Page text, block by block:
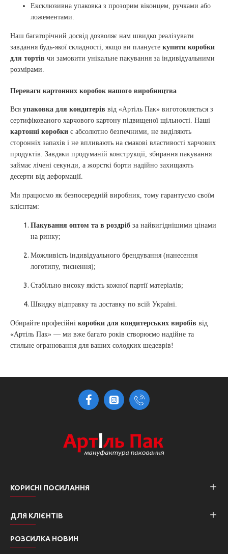
Ексклюзивна упаковка з прозорим віконцем, ручками або
ложементами.
Наш багаторічний досвід дозволяє нам швидко реалізувати
завдання будь-якої складності, якщо ви плануєте купити коробки
для тортів чи замовити унікальне пакування за індивідуальними
розмірами.
Переваги картонних коробок нашого виробництва
Вся упаковка для кондитерів від «Артіль Пак» виготовляється з
сертифікованого харчового картону підвищеної щільності. Наші
картонні коробки є абсолютно безпечними, не виділяють
сторонніх запахів і не впливають на смакові властивості харчових
продуктів. Завдяки продуманій конструкції, збирання пакування
займає лічені секунди, а жорсткі борти надійно захищають
десерти від деформації.
Ми працюємо як безпосередній виробник, тому гарантуємо своїм
клієнтам:
Пакування оптом та в роздріб за найвигіднішими цінами
на ринку;
Можливість індивідуального брендування (нанесення
логотипу, тиснення);
Стабільно високу якість кожної партії матеріалів;
Швидку відправку та доставку по всій Україні.
Обирайте професійні коробки для кондитерських виробів від
«Артіль Пак» — ми вже багато років створюємо надійне та
стильне огранювання для ваших солодких шедеврів!
КОРИСНІ ПОСИЛАННЯ
ДЛЯ КЛІЄНТІВ
РОЗСИЛКА НОВИН